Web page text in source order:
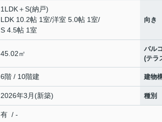
1LDK＋S(納戸)
LDK 10.2帖 1室/洋室 5.0帖 1室/
S 4.5帖 1室
向き
45.02㎡
バル
(テラ
6階 / 10階建 建物
2026年3月(新築) 種別
有 / -